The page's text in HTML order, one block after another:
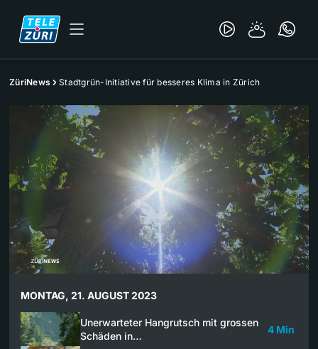
ZüriNews Stadtgrün-Initiative für besseres Klima in Zürich
MONTAG, 21. AUGUST 2023
Unerwarteter Hangrutsch mit grossen
Schäden in…
4 Min